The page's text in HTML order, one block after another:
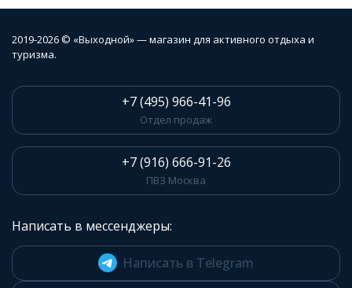
2019-2026 © «Выходной» — магазин для активного отдыха и
туризма.
+7 (495) 966-41-96
Отдел продаж
+7 (916) 666-91-26
ПВЗ Москва
Написать в мессенджеры:
Написать в Telegram